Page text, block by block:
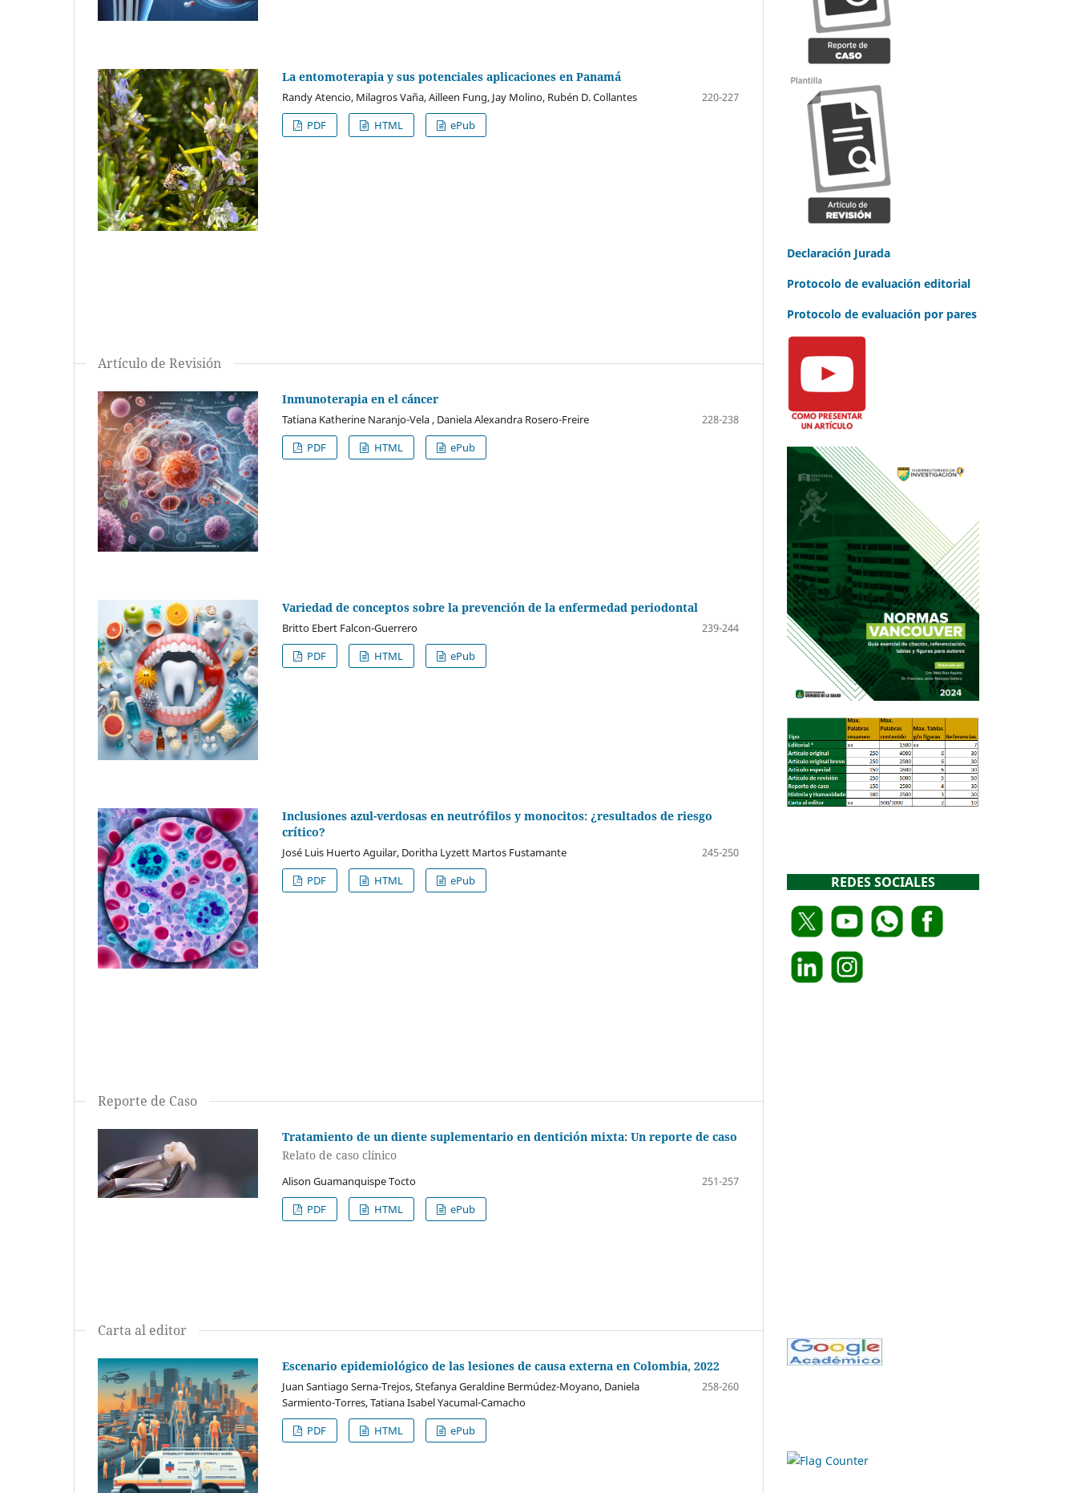
La entomoterapia y sus potenciales aplicaciones en Panamá
Randy Atencio, Milagros Vaña, Ailleen Fung, Jay Molino, Rubén D. Collantes
220-227
PDF
HTML ePub
Artículo de Revisión
Inmunoterapia en el cáncer
Tatiana Katherine Naranjo-Vela , Daniela Alexandra Rosero-Freire
228-238
PDF
HTML ePub
Variedad de conceptos sobre la prevención de la enfermedad periodontal
Britto Ebert Falcon-Guerrero
239-244
PDF
HTML ePub
Inclusiones azul-verdosas en neutrófilos y monocitos: ¿resultados de riesgo
crítico?
José Luis Huerto Aguilar, Doritha Lyzett Martos Fustamante
245-250
PDF
HTML ePub
Reporte de Caso
Tratamiento de un diente suplementario en dentición mixta: Un reporte de caso
Relato de caso clínico
Alison Guamanquispe Tocto
251-257
PDF
HTML ePub
Carta al editor
Escenario epidemiológico de las lesiones de causa externa en Colombia, 2022
Juan Santiago Serna-Trejos, Stefanya Geraldine Bermúdez-Moyano, Daniela
Sarmiento-Torres, Tatiana Isabel Yacumal-Camacho
258-260
PDF HTML ePub
Declaración Jurada
Protocolo de evaluación editorial
Protocolo de evaluación por pares
REDES SOCIALES